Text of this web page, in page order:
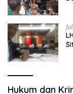
Hukum dan